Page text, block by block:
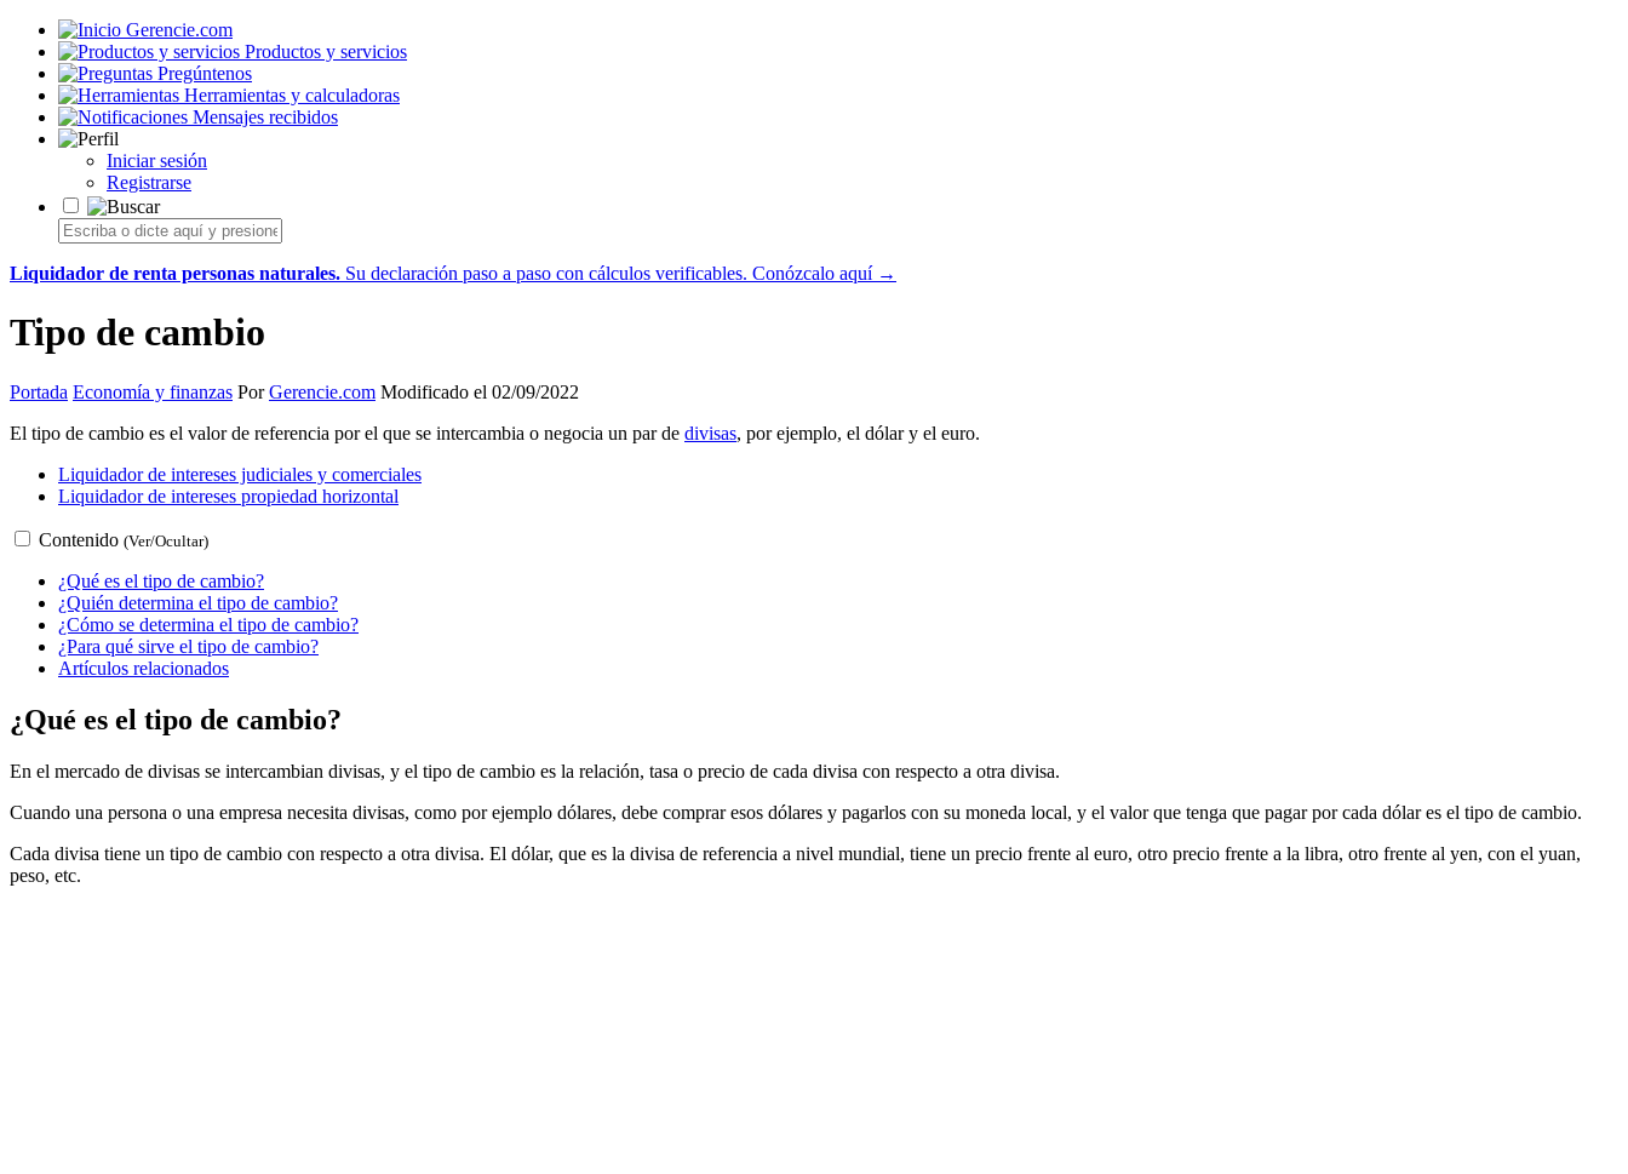
Gerencie.com
Productos y servicios
Pregúntenos
Herramientas y calculadoras
Mensajes recibidos
Iniciar sesión
Registrarse
Liquidador de renta personas naturales. Su declaración paso a paso con cálculos verificables. Conózcalo aquí →
Tipo de cambio
Portada Economía y finanzas PorGerencie.com Modificado el 02/09/2022
El tipo de cambio es el valor de referencia por el que se intercambia o negocia un par de divisas, por ejemplo, el dólar y el euro.
Liquidador de intereses judiciales y comerciales
Liquidador de intereses propiedad horizontal
Contenido (Ver/Ocultar)
¿Qué es el tipo de cambio?
¿Quién determina el tipo de cambio?
¿Cómo se determina el tipo de cambio?
¿Para qué sirve el tipo de cambio?
Artículos relacionados
¿Qué es el tipo de cambio?
En el mercado de divisas se intercambian divisas, y el tipo de cambio es la relación, tasa o precio de cada divisa con respecto a otra divisa.
Cuando una persona o una empresa necesita divisas, como por ejemplo dólares, debe comprar esos dólares y pagarlos con su moneda local, y el valor que tenga que pagar por cada dólar es el tipo de cambio.
Cada divisa tiene un tipo de cambio con respecto a otra divisa. El dólar, que es la divisa de referencia a nivel mundial, tiene un precio frente al euro, otro precio frente a la libra, otro frente al yen, con el yuan,
peso, etc.